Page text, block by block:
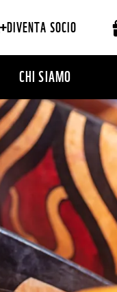
DIVENTA SOCIO
CHI SIAMO